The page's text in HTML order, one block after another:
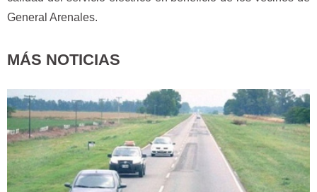
General Arenales.
MÁS NOTICIAS